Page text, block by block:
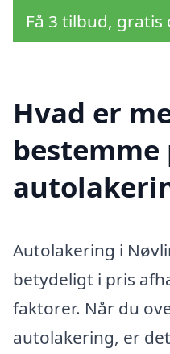
Få 3 tilbud,
Hvad er
bestemme
Autolakering i
betydeligt i pris
faktorer. Når du
autolakering, er